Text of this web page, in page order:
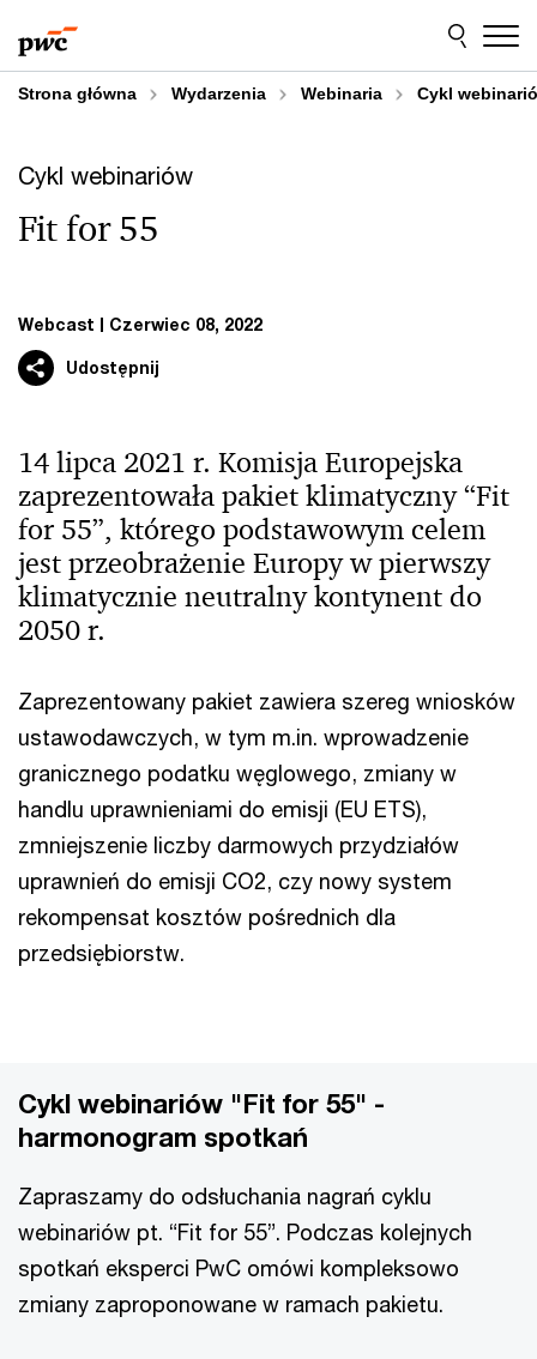
do
treści
do
stopki
Strona główna Wydarzenia Webinaria Cykl
Cykl webinariów
Fit for 55
Webcast Czerwiec 08, 2022
Udostępnij
14 lipca 2021 r. Komisja Europejska
zaprezentowała pakiet klimatyczny “Fit
for 55”, którego podstawowym celem
jest przeobrażenie Europy w pierwszy
klimatycznie neutralny kontynent do
2050 r.
Zaprezentowany pakiet zawiera szereg wniosków
ustawodawczych, w tym m.in. wprowadzenie
granicznego podatku węglowego, zmiany w
handlu uprawnieniami do emisji (EU ETS),
zmniejszenie liczby darmowych przydziałów
uprawnień do emisji CO2, czy nowy system
rekompensat kosztów pośrednich dla
przedsiębiorstw.
Cykl webinariów "Fit for 55" -
harmonogram spotkań
Zapraszamy do odsłuchania nagrań cyklu
webinariów pt. “Fit for 55”. Podczas kolejnych
spotkań eksperci PwC omówi kompleksowo
zmiany zaproponowane w ramach pakietu.